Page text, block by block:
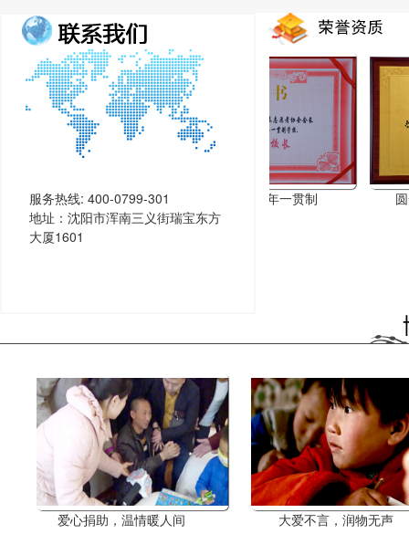
服务热线: 400-0799-301
地址：沈阳市浑南三义街瑞宝东方
大厦1601
益特殊贡献单位
...
康平县东关九年一贯制
圆
爱心捐助，温情暖人间 大爱不言，润物无声